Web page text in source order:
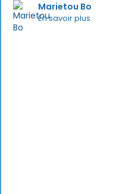
Marietou Bo
En savoir plus